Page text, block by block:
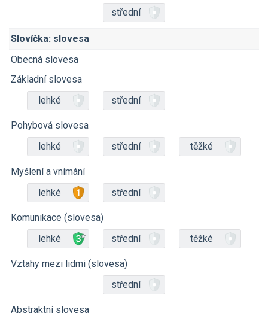
střední
Slovíčka: slovesa
Obecná slovesa
Základní slovesa
lehké
střední
Pohybová slovesa
lehké
střední těžké
Myšlení a vnímání
lehké
střední
Komunikace (slovesa)
lehké
střední těžké
Vztahy mezi lidmi (slovesa)
střední
Abstraktní slovesa